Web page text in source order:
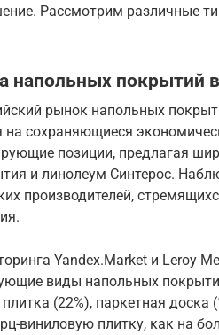
Рассмотрим различные
напольных покрытий
рынок напольных
на сохраняющиеся
позиции, предлагая
и линолеум Синтерос.
производителей,
Yandex.Market и Leroy
виды напольных
(22%), паркетная доска
виниловую плитку, как на